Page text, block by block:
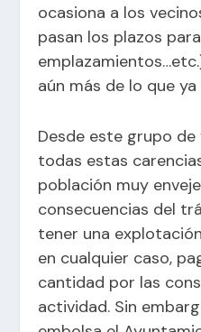
ocasiona a los
pasan los plazos
aún más de lo que ya
Desde este grupo
todas estas
población muy
consecuencias del
tener una
en cualquier caso,
cantidad por las
actividad. Sin